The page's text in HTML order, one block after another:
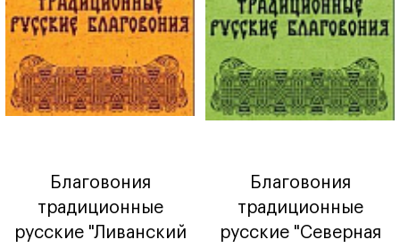
Благовония
традиционные
русские "Ливанский
Благовония
традиционные
русские "Северная